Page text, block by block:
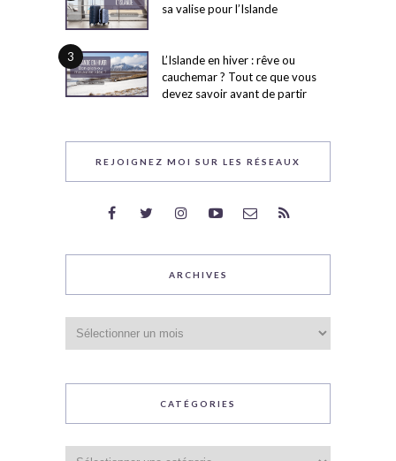
sa valise pour l’Islande
3
L’Islande en hiver : rêve ou
cauchemar ? Tout ce que vous
devez savoir avant de partir
REJOIGNEZ MOI SUR LES RÉSEAUX
ARCHIVES
CATÉGORIES